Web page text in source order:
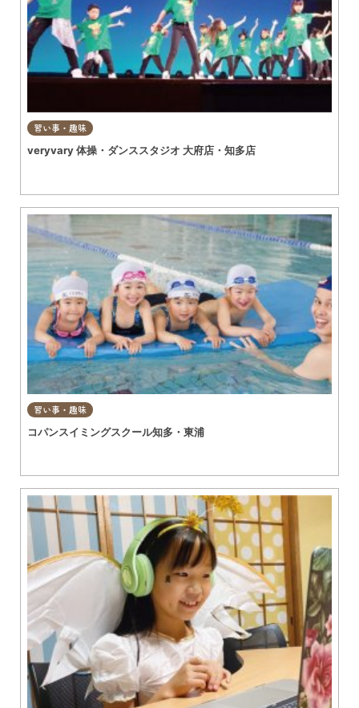
習い事・趣味
veryvary 体操・ダンススタジオ 大府店・知多店
習い事・趣味
コパンスイミングスクール知多・東浦